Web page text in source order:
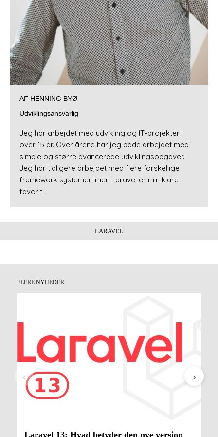
AF HENNING BYØ
Udviklingsansvarlig
Jeg har arbejdet med udvikling og IT-projekter i
over 15 år. Over årene har jeg både arbejdet med
simple og større avancerede udviklingsopgaver.
Jeg har tidligere arbejdet med flere forskellige
framework systemer, men Laravel er min klare
favorit.
LARAVEL
FLERE NYHEDER
Laravel 13: Hvad betyder den nye version
‹ ›